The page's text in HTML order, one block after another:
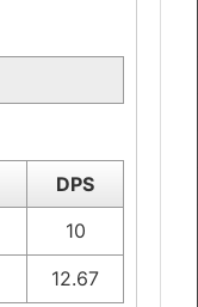
DPS
10
12.67